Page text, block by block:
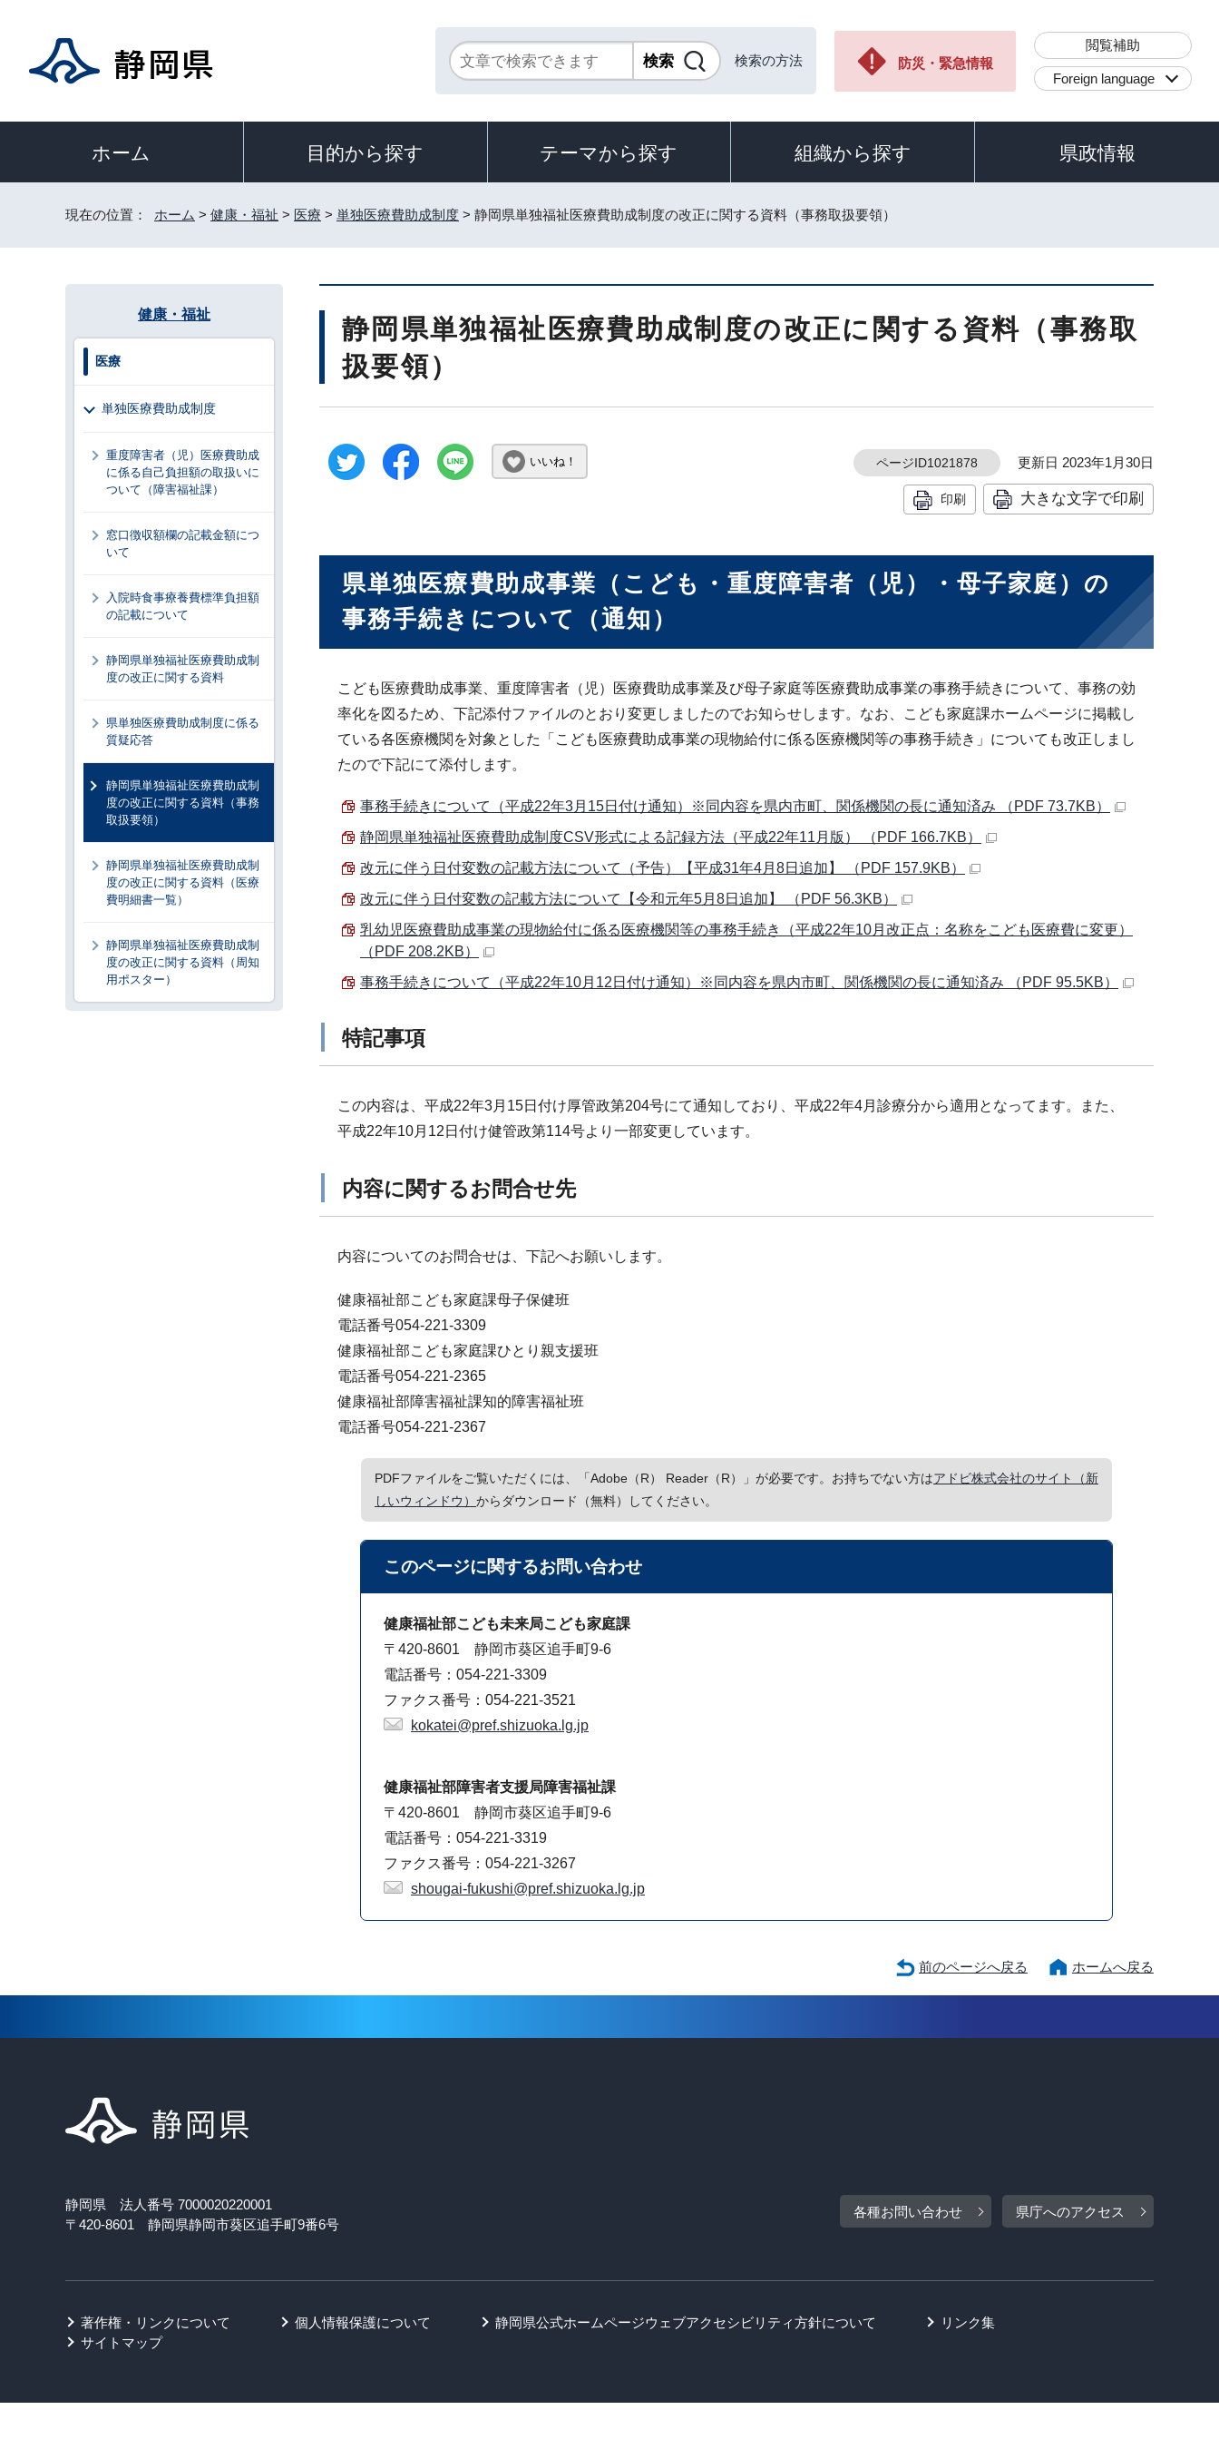
検索の方法 防災・緊急情報
閲覧補助
Foreign language
ホーム 目的から探す テーマから探す 組織から探す 県政情報
現在の位置： ホーム > 健康・福祉 > 医療 > 単独医療費助成制度 > 静岡県単独福祉医療費助成制度の改正に関する資料（事務取扱要領）
静岡県単独福祉医療費助成制度の改正に関する資料（事務取
扱要領）
いいね！ ページID1021878 更新日 2023年1月30日
印刷 大きな文字で印刷
県単独医療費助成事業（こども・重度障害者（児）・母子家庭）の
事務手続きについて（通知）
こども医療費助成事業、重度障害者（児）医療費助成事業及び母子家庭等医療費助成事業の事務手続きについて、事務の効
率化を図るため、下記添付ファイルのとおり変更しましたのでお知らせします。なお、こども家庭課ホームページに掲載し
ている各医療機関を対象とした「こども医療費助成事業の現物給付に係る医療機関等の事務手続き」についても改正しまし
たので下記にて添付します。
事務手続きについて（平成22年3月15日付け通知）※同内容を県内市町、関係機関の長に通知済み （PDF 73.7KB）
静岡県単独福祉医療費助成制度CSV形式による記録方法（平成22年11月版） （PDF 166.7KB）
改元に伴う日付変数の記載方法について（予告）【平成31年4月8日追加】 （PDF 157.9KB）
改元に伴う日付変数の記載方法について【令和元年5月8日追加】 （PDF 56.3KB）
乳幼児医療費助成事業の現物給付に係る医療機関等の事務手続き（平成22年10月改正点：名称をこども医療費に変更）
（PDF 208.2KB）
事務手続きについて（平成22年10月12日付け通知）※同内容を県内市町、関係機関の長に通知済み （PDF 95.5KB）
特記事項
この内容は、平成22年3月15日付け厚管政第204号にて通知しており、平成22年4月診療分から適用となってます。また、
平成22年10月12日付け健管政第114号より一部変更しています。
内容に関するお問合せ先
内容についてのお問合せは、下記へお願いします。
健康福祉部こども家庭課母子保健班
電話番号054-221-3309
健康福祉部こども家庭課ひとり親支援班
電話番号054-221-2365
健康福祉部障害福祉課知的障害福祉班
電話番号054-221-2367
PDFファイルをご覧いただくには、「Adobe（R） Reader（R）」が必要です。お持ちでない方はアドビ株式会社のサイト（新
しいウィンドウ） からダウンロード（無料）してください。
このページに関するお問い合わせ
健康福祉部こども未来局こども家庭課
〒420-8601 静岡市葵区追手町9-6
電話番号：054-221-3309
ファクス番号：054-221-3521
kokatei@pref.shizuoka.lg.jp
健康福祉部障害者支援局障害福祉課
〒420-8601 静岡市葵区追手町9-6
電話番号：054-221-3319
ファクス番号：054-221-3267
shougai-fukushi@pref.shizuoka.lg.jp
健康・福祉
医療
単独医療費助成制度
重度障害者（児）医療費助成
に係る自己負担額の取扱いに
ついて（障害福祉課）
窓口徴収額欄の記載金額につ
いて
入院時食事療養費標準負担額
の記載について
静岡県単独福祉医療費助成制
度の改正に関する資料
県単独医療費助成制度に係る
質疑応答
静岡県単独福祉医療費助成制
度の改正に関する資料（事務
取扱要領）
静岡県単独福祉医療費助成制
度の改正に関する資料（医療
費明細書一覧）
静岡県単独福祉医療費助成制
度の改正に関する資料（周知
用ポスター）
前のページへ戻る ホームへ戻る
静岡県 法人番号 7000020220001
〒420-8601 静岡県静岡市葵区追手町9番6号
各種お問い合わせ 県庁へのアクセス
著作権・リンクについて 個人情報保護について 静岡県公式ホームページウェブアクセシビリティ方針について
リンク集
サイトマップ